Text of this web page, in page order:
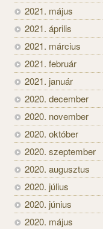
2021. május
2021. április
2021. március
2021. február
2021. január
2020. december
2020. november
2020. október
2020. szeptember
2020. augusztus
2020. július
2020. június
2020. május